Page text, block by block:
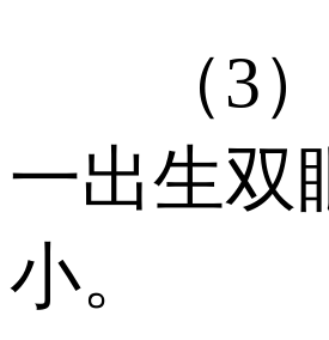
（3）
一出生双
小。